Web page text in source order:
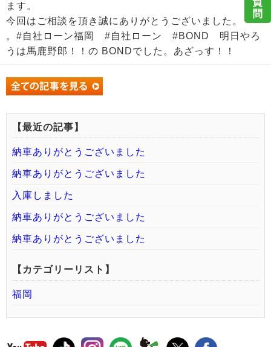
ます。
今回はご相談を頂き誠にありがとうございました。
。#自社ローン福岡 #自社ローン #BOND 明日やろ
うは馬鹿野郎！！の BONDでした。あざっす！！
【最近の記事】
納車ありがとうございました
納車ありがとうございました
入庫しました
納車ありがとうございました
納車ありがとうございました
【カテゴリーリスト】
福岡